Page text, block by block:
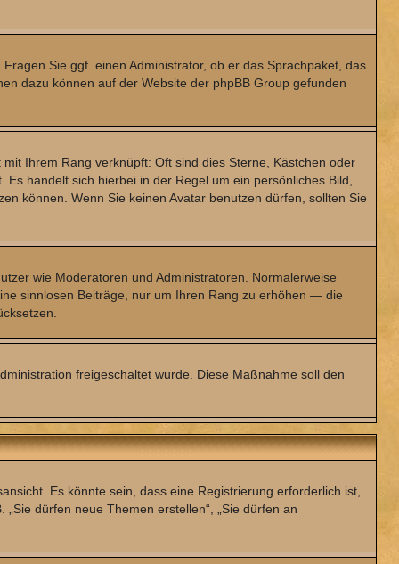
Sie ggf. einen Administrator, ob er das Sprachpaket, das
dazu können auf der Website der phpBB Group gefunden
Ihrem Rang verknüpft: Oft sind dies Sterne, Kästchen oder
handelt sich hierbei in der Regel um ein persönliches Bild,
können. Wenn Sie keinen Avatar benutzen dürfen, sollten Sie
wie Moderatoren und Administratoren. Normalerweise
sinnlosen Beiträge, nur um Ihren Rang zu erhöhen — die
freigeschaltet wurde. Diese Maßnahme soll den
Es könnte sein, dass eine Registrierung erforderlich ist,
dürfen neue Themen erstellen“, „Sie dürfen an